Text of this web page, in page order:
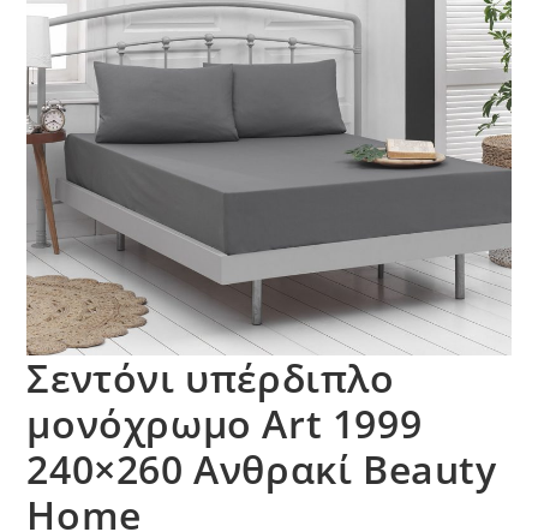
Σεντόνι υπέρδιπλο
μονόχρωμο Art 1999
240×260 Ανθρακί Beauty
Home